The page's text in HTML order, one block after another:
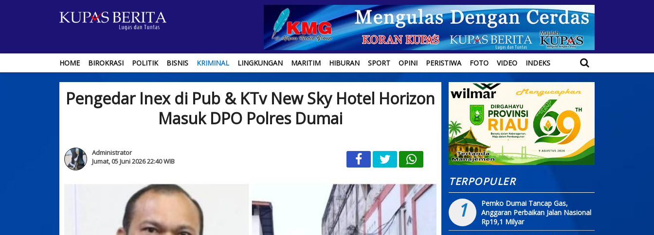
HOME BIROKRASI POLITIK BISNIS KRIMINAL LINGKUNGAN MARITIM HIBURAN SPORT OPINI PERISTIWA FOTO VIDEO INDEKS
Pengedar Inex di Pub & KTv New Sky Hotel Horizon
Masuk DPO Polres Dumai
Administrator
Jumat, 05 Juni 2026 22:40 WIB
TERPOPULER
1
Pemko Dumai Tancap Gas,
Anggaran Perbaikan Jalan Nasional
Rp19,1 Milyar